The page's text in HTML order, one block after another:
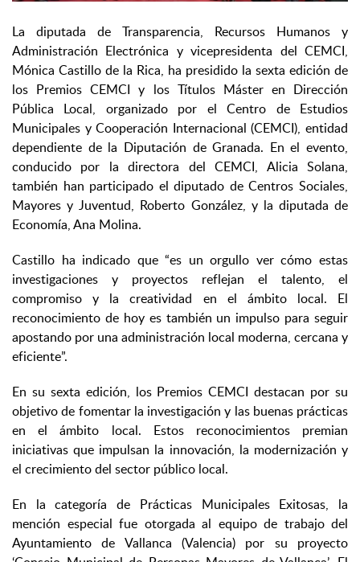
La diputada de Transparencia, Recursos Humanos y
Administración Electrónica y vicepresidenta del CEMCI,
Mónica Castillo de la Rica, ha presidido la sexta edición de
los Premios CEMCI y los Títulos Máster en Dirección
Pública Local, organizado por el Centro de Estudios
Municipales y Cooperación Internacional (CEMCI), entidad
dependiente de la Diputación de Granada. En el evento,
conducido por la directora del CEMCI, Alicia Solana,
también han participado el diputado de Centros Sociales,
Mayores y Juventud, Roberto González, y la diputada de
Economía, Ana Molina.
Castillo ha indicado que “es un orgullo ver cómo estas
investigaciones y proyectos reflejan el talento, el
compromiso y la creatividad en el ámbito local. El
reconocimiento de hoy es también un impulso para seguir
apostando por una administración local moderna, cercana y
eficiente”.
En su sexta edición, los Premios CEMCI destacan por su
objetivo de fomentar la investigación y las buenas prácticas
en el ámbito local. Estos reconocimientos premian
iniciativas que impulsan la innovación, la modernización y
el crecimiento del sector público local.
En la categoría de Prácticas Municipales Exitosas, la
mención especial fue otorgada al equipo de trabajo del
Ayuntamiento de Vallanca (Valencia) por su proyecto